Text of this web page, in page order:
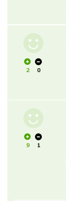
2 0
9 1